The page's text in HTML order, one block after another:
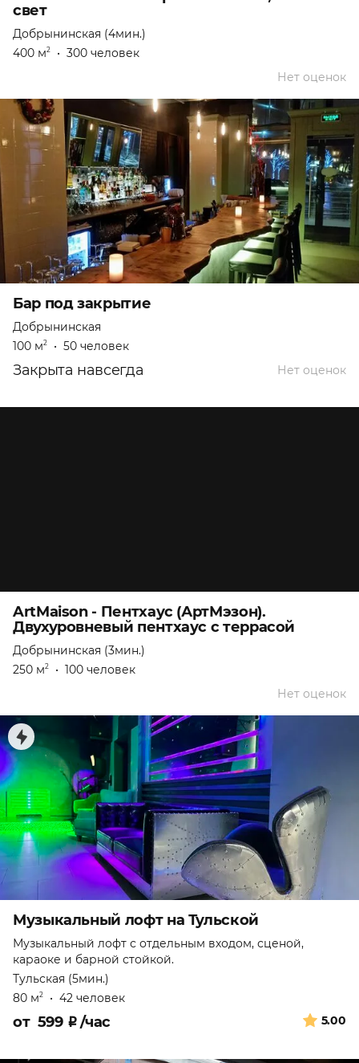
свет
Добрынинская (4мин.)
400 м2 • 300 человек
Нет оценок
Бар под закрытие
Добрынинская
100 м2 • 50 человек
Нет оценок
Закрыта навсегда
ArtMaison - Пентхаус (АртМэзон).
Двухуровневый пентхаус с террасой
Добрынинская (3мин.)
250 м2 • 100 человек
Нет оценок
Музыкальный лофт на Тульской
Музыкальный лофт с отдельным входом, сценой,
караоке и барной стойкой.
Тульская (5мин.)
80 м2 • 42 человек
5.00
от 599 ₽/час